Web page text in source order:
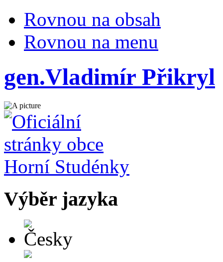
Rovnou na obsah
Rovnou na menu
gen.Vladimír Přikryl
Výběr jazyka